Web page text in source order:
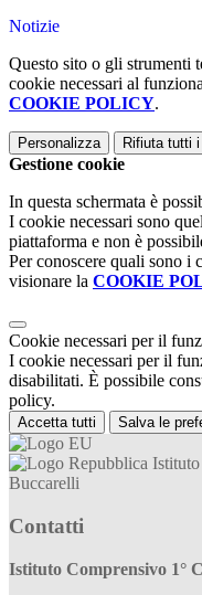
Notizie
Questo sito o gli strumenti
cookie necessari al
COOKIE POLICY.
Personalizza Rifiuta tutti i
Gestione cookie
In questa schermata è
I cookie necessari sono
piattaforma e non è
Per conoscere quali sono i
visionare la COOKIE
Cookie necessari per il
I cookie necessari per il
disabilitati. È possibile
policy.
Accetta tutti Salva le
Buccarelli
Contatti
Istituto Comprensivo 1°